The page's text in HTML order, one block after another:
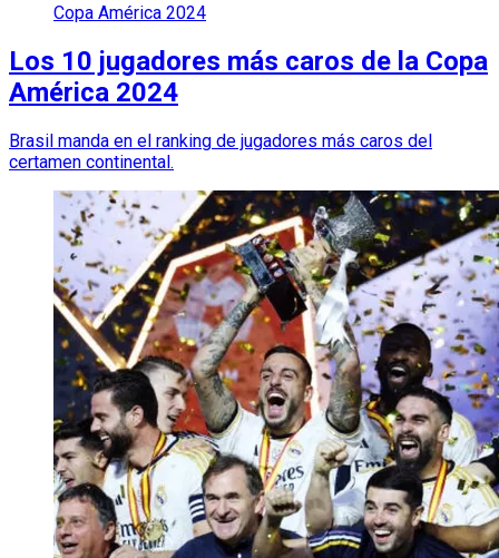
Copa América 2024
Los 10 jugadores más caros de la Copa
América 2024
Brasil manda en el ranking de jugadores más caros del
certamen continental.